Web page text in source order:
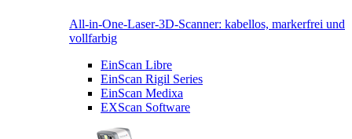
All-in-One-Laser-3D-Scanner: kabellos, markerfrei und
vollfarbig
EinScan Libre
EinScan Rigil Series
EinScan Medixa
EXScan Software